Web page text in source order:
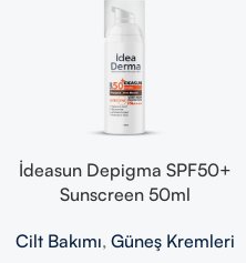
İdeasun Depigma SPF50+
Sunscreen 50ml
Cilt Bakımı, Güneş Kremleri